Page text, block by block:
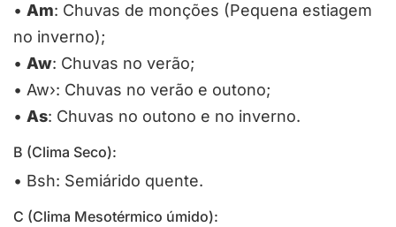
• Am: Chuvas de monções (Pequena estiagem
no inverno);
• Aw: Chuvas no verão;
• Aw›: Chuvas no verão e outono;
• As: Chuvas no outono e no inverno.
B (Clima Seco):
• Bsh: Semiárido quente.
C (Clima Mesotérmico úmido):